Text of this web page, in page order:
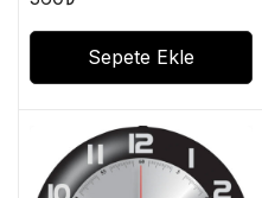
Sepete Ekle